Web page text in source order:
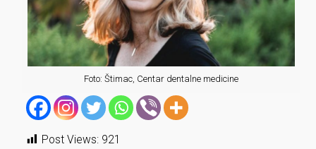
Foto: Štimac, Centar dentalne medicine
Post Views: 921